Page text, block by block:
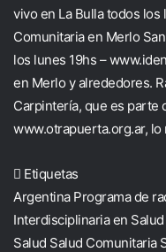
vivo en La Bulla todos los
Comunitaria en Merlo
los lunes 19hs –
en Merlo y alrededores.
Carpintería, que es parte
www.otrapuerta.org.ar, lo
Etiquetas
Argentina Programa de
Interdisciplinaria en
Salud Salud Comunitaria